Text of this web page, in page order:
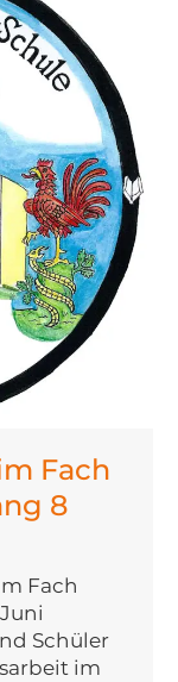
Fach
8
Fach
Schüler
im